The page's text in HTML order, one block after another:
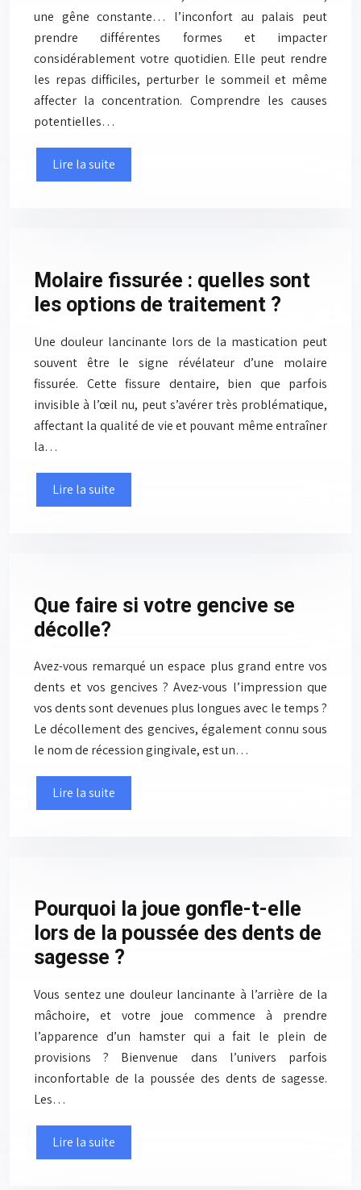
une gêne constante… l’inconfort au palais peut
prendre différentes formes et impacter
considérablement votre quotidien. Elle peut rendre
les repas difficiles, perturber le sommeil et même
affecter la concentration. Comprendre les causes
potentielles…
Lire la suite
Molaire fissurée : quelles sont
les options de traitement ?
Une douleur lancinante lors de la mastication peut
souvent être le signe révélateur d’une molaire
fissurée. Cette fissure dentaire, bien que parfois
invisible à l’œil nu, peut s’avérer très problématique,
affectant la qualité de vie et pouvant même entraîner
la…
Lire la suite
Que faire si votre gencive se
décolle?
Avez-vous remarqué un espace plus grand entre vos
dents et vos gencives ? Avez-vous l’impression que
vos dents sont devenues plus longues avec le temps ?
Le décollement des gencives, également connu sous
le nom de récession gingivale, est un…
Lire la suite
Pourquoi la joue gonfle-t-elle
lors de la poussée des dents de
sagesse ?
Vous sentez une douleur lancinante à l’arrière de la
mâchoire, et votre joue commence à prendre
l’apparence d’un hamster qui a fait le plein de
provisions ? Bienvenue dans l’univers parfois
inconfortable de la poussée des dents de sagesse.
Les…
Lire la suite